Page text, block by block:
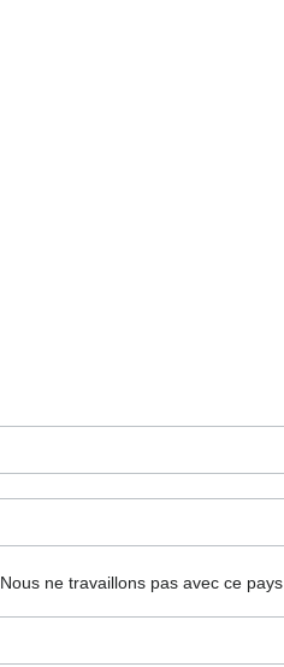
Nous ne travaillons pas avec ce pays